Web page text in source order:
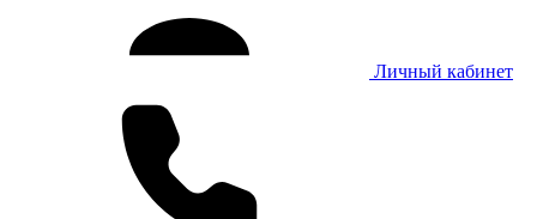
Личный кабинет